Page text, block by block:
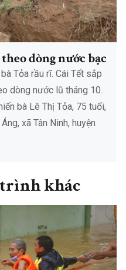
dòng nước bạc
Tỏa rầu rĩ. Cái Tết sắp
dòng nước lũ tháng 10.
bà Lê Thị Tỏa, 75 tuổi,
xã Tân Ninh, huyện
khác